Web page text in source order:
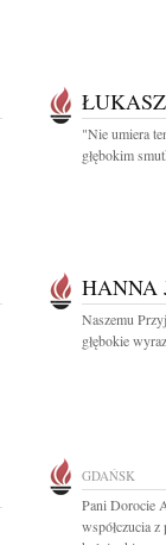
"Nie umiera
głębokim
HANNA
Naszemu
głębokie
GDAŃSK
Pani Dorocie
współczucia